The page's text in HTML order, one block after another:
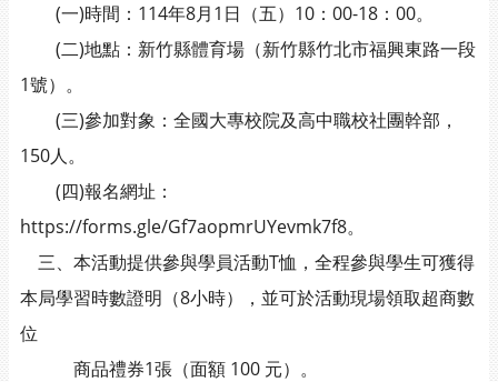
(一)時間：114年8月1日（五）10：00-18：00。
(二)地點：新竹縣體育場（新竹縣竹北市福興東路一段
1號）。
(三)參加對象：全國大專校院及高中職校社團幹部，
150人。
(四)報名網址：
https://forms.gle/Gf7aopmrUYevmk7f8。
三、本活動提供參與學員活動T恤，全程參與學生可獲得
本局學習時數證明（8小時），並可於活動現場領取超商數
位
商品禮券1張（面額 100 元）。